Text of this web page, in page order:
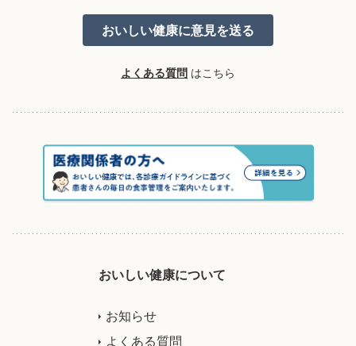
よくある質問 はこちら
おいしい健康について
お知らせ
よくある質問